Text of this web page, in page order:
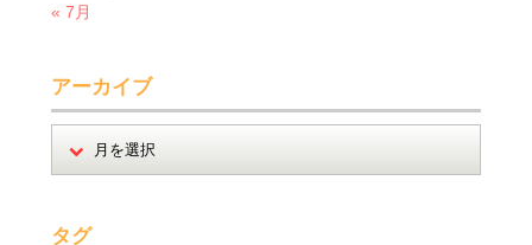
« 7月
アーカイブ
タグ